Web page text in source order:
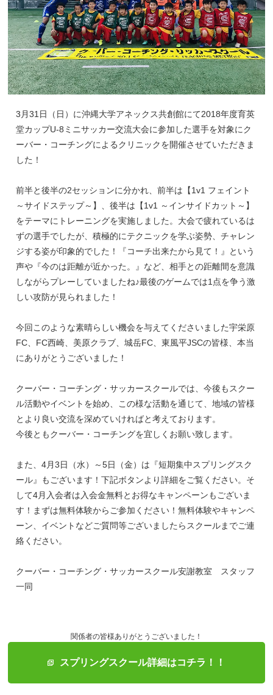
3月31日（日）に沖縄大学アネックス共創館にて2018年度育英
堂カップU-8ミニサッカー交流大会に参加した選手を対象にク
ーバー・コーチングによるクリニックを開催させていただきま
した！
前半と後半の2セッションに分かれ、前半は【1v1 フェイント
～サイドステップ～】、後半は【1v1 ～インサイドカット～】
をテーマにトレーニングを実施しました。大会で疲れているは
ずの選手でしたが、積極的にテクニックを学ぶ姿勢、チャレン
ジする姿が印象的でした！『コーチ出来たから見て！』という
声や『今のは距離が近かった。』など、相手との距離間を意識
しながらプレーしていましたね♪最後のゲームでは1点を争う激
しい攻防が見られました！
今回このような素晴らしい機会を与えてくださいました宇栄原
FC、FC西崎、美原クラブ、城岳FC、東風平JSCの皆様、本当
にありがとうございました！
クーバー・コーチング・サッカースクールでは、今後もスクー
ル活動やイベントを始め、この様な活動を通じて、地域の皆様
とより良い交流を深めていければと考えております。
今後ともクーバー・コーチングを宜しくお願い致します。
また、4月3日（水）～5日（金）は『短期集中スプリングスク
ール』もございます！下記ボタンより詳細をご覧ください。そ
して4月入会者は入会金無料とお得なキャンペーンもございま
す！まずは無料体験からご参加ください！無料体験やキャンペ
ーン、イベントなどご質問等ございましたらスクールまでご連
絡ください。
クーバー・コーチング・サッカースクール安謝教室 スタッフ
一同
関係者の皆様ありがとうございました！
スプリングスクール詳細はコチラ！！